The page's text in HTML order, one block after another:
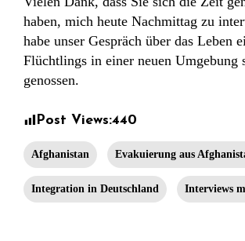
haben, mich heute Nachmittag zu
habe unser Gespräch über das Leben
Flüchtlings in einer neuen Umgebung
genossen.
Post Views:440
Afghanistan Evakuierung aus
Integration in Deutschland Interviews